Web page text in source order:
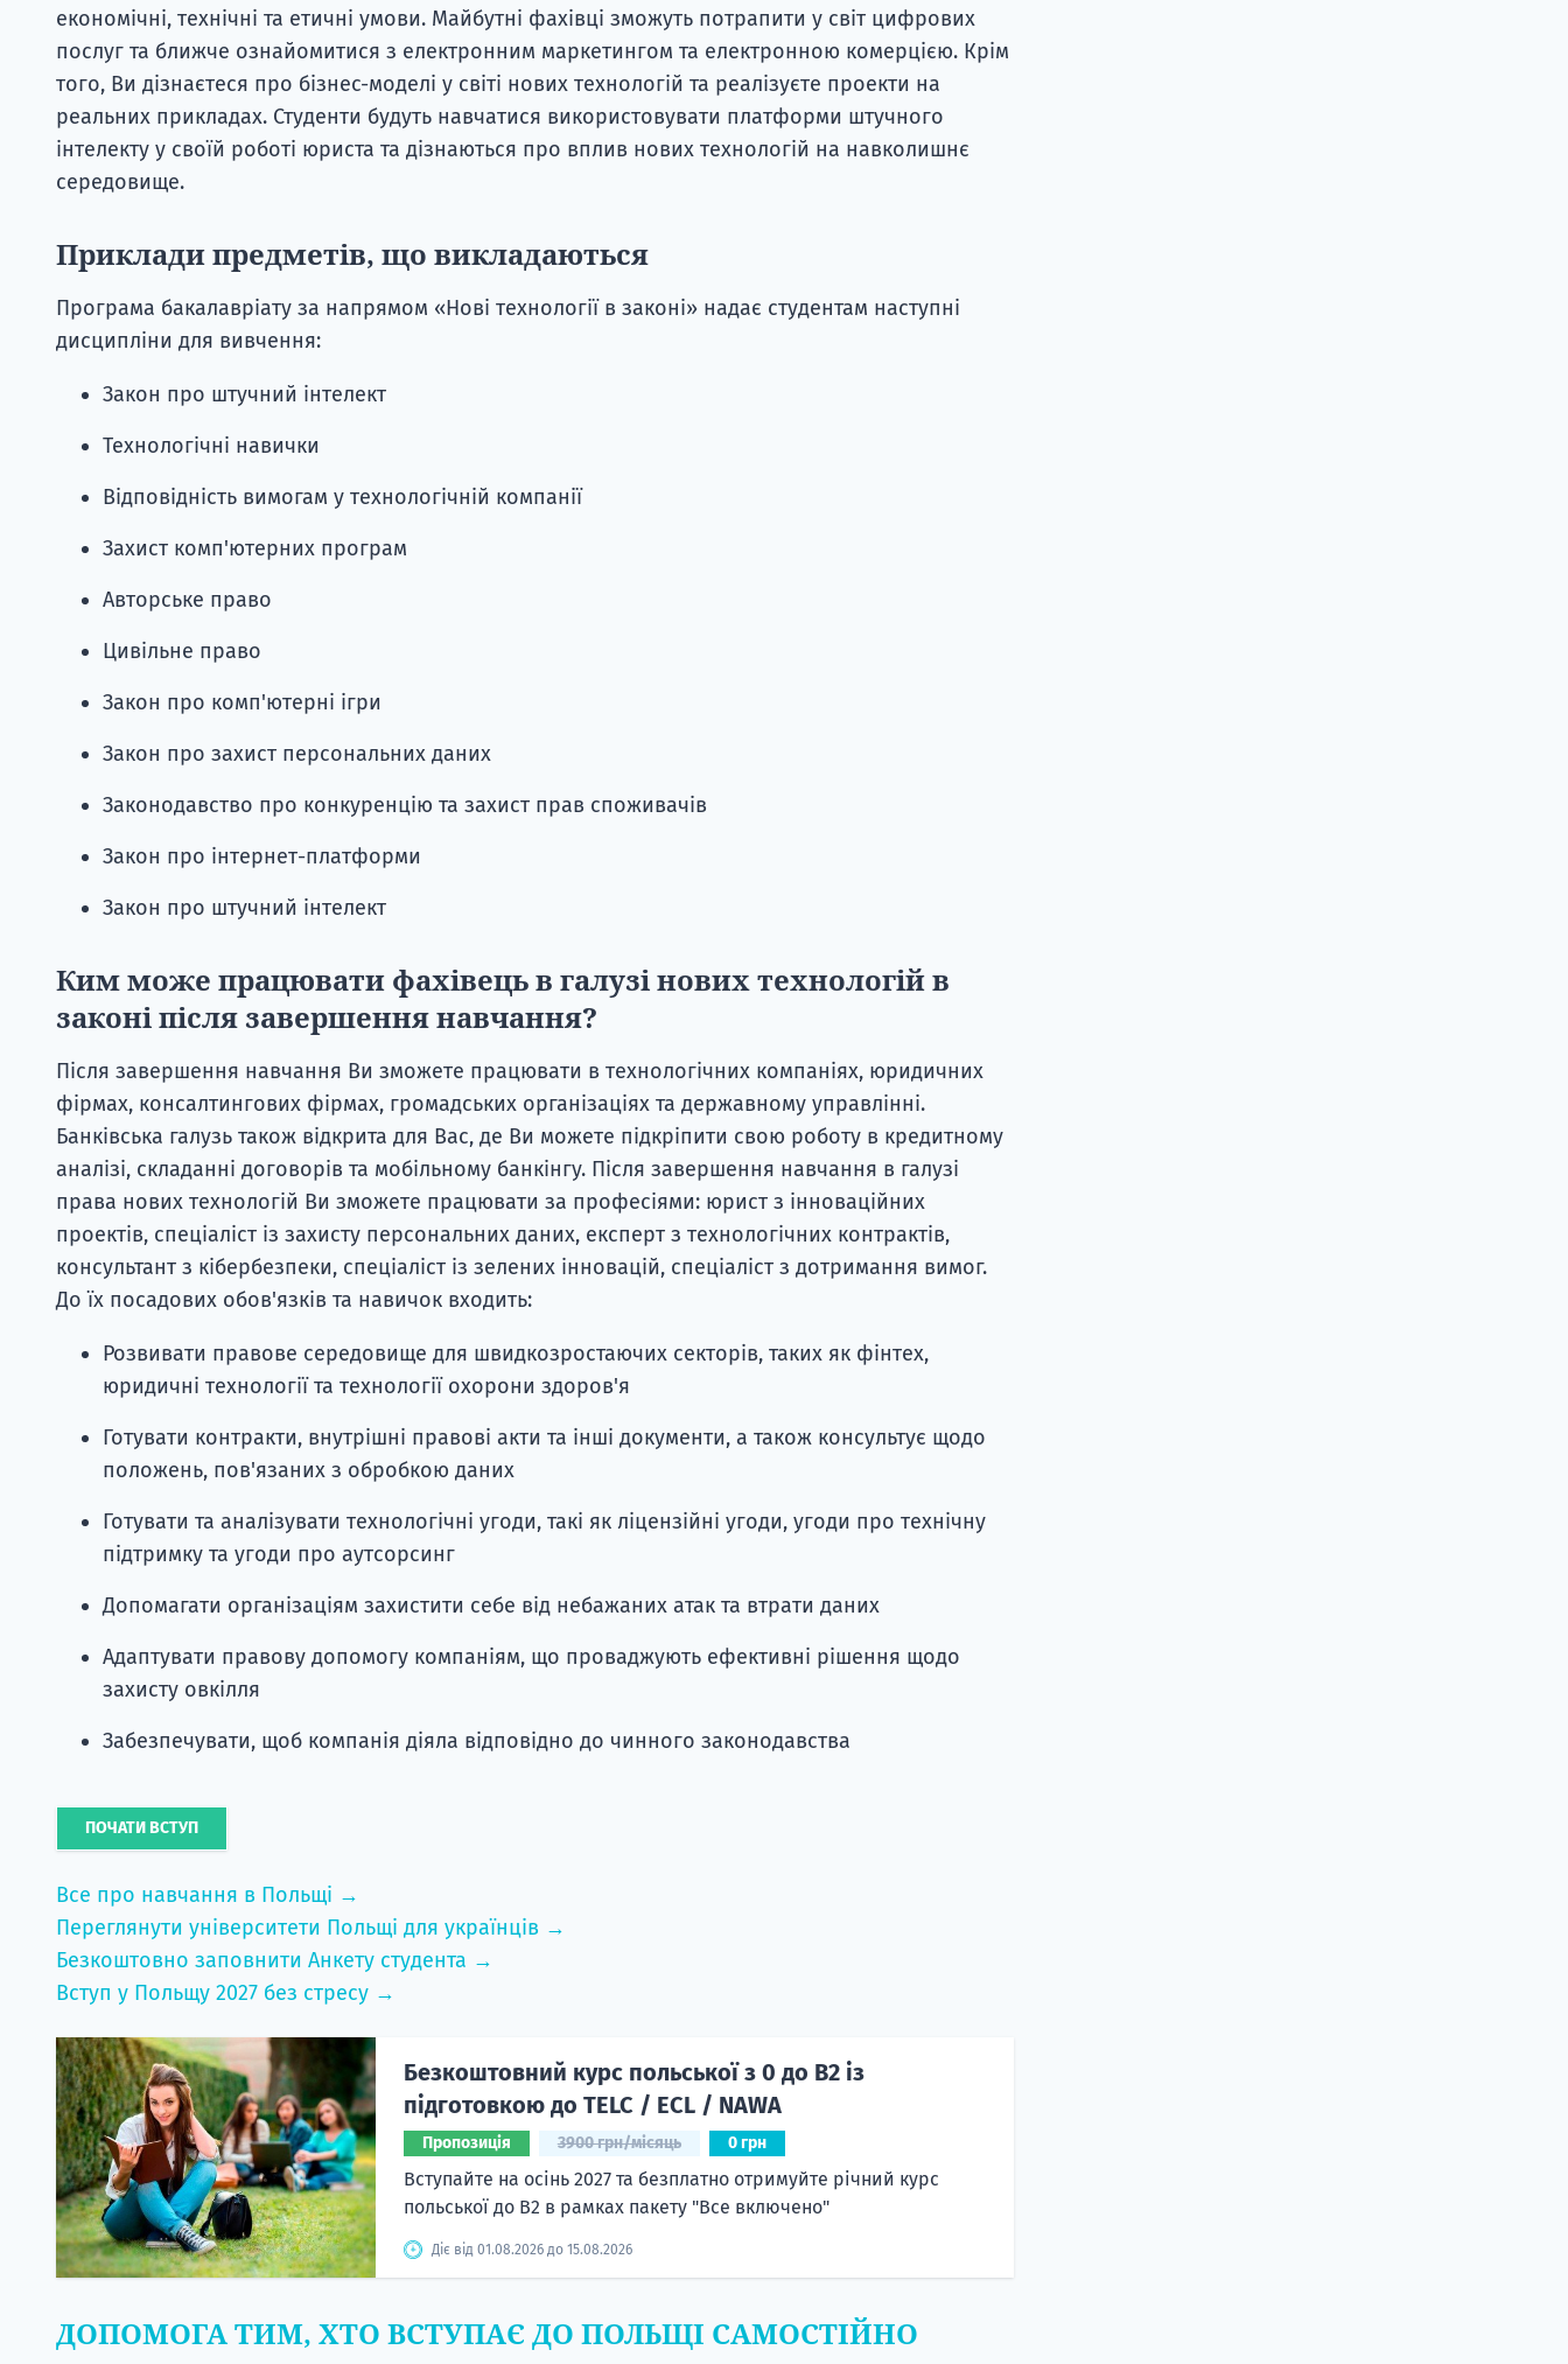
економічні, технічні та етичні умови. Майбутні фахівці зможуть потрапити у світ цифрових
послуг та ближче ознайомитися з електронним маркетингом та електронною комерцією. Крім
того, Ви дізнаєтеся про бізнес-моделі у світі нових технологій та реалізуєте проекти на
реальних прикладах. Студенти будуть навчатися використовувати платформи штучного
інтелекту у своїй роботі юриста та дізнаються про вплив нових технологій на навколишнє
середовище.
Приклади предметів, що викладаються
Програма бакалавріату за напрямом «Нові технології в законі» надає студентам наступні
дисципліни для вивчення:
Закон про штучний інтелект
Технологічні навички
Відповідність вимогам у технологічній компанії
Захист комп'ютерних програм
Авторське право
Цивільне право
Закон про комп'ютерні ігри
Закон про захист персональних даних
Законодавство про конкуренцію та захист прав споживачів
Закон про інтернет-платформи
Закон про штучний інтелект
Ким може працювати фахівець в галузі нових технологій в
законі після завершення навчання?
Після завершення навчання Ви зможете працювати в технологічних компаніях, юридичних
фірмах, консалтингових фірмах, громадських організаціях та державному управлінні.
Банківська галузь також відкрита для Вас, де Ви можете підкріпити свою роботу в кредитному
аналізі, складанні договорів та мобільному банкінгу. Після завершення навчання в галузі
права нових технологій Ви зможете працювати за професіями: юрист з інноваційних
проектів, спеціаліст із захисту персональних даних, експерт з технологічних контрактів,
консультант з кібербезпеки, спеціаліст із зелених інновацій, спеціаліст з дотримання вимог.
До їх посадових обов'язків та навичок входить:
Розвивати правове середовище для швидкозростаючих секторів, таких як фінтех,
юридичні технології та технології охорони здоров'я
Готувати контракти, внутрішні правові акти та інші документи, а також консультує щодо
положень, пов'язаних з обробкою даних
Готувати та аналізувати технологічні угоди, такі як ліцензійні угоди, угоди про технічну
підтримку та угоди про аутсорсинг
Допомагати організаціям захистити себе від небажаних атак та втрати даних
Адаптувати правову допомогу компаніям, що проваджують ефективні рішення щодо
захисту овкілля
Забезпечувати, щоб компанія діяла відповідно до чинного законодавства
ПОЧАТИ ВСТУП
Все про навчання в Польщі →
Переглянути університети Польщі для українців →
Безкоштовно заповнити Анкету студента →
Вступ у Польщу 2027 без стресу →
Безкоштовний курс польської з 0 до B2 із
підготовкою до TELC / ECL / NAWA
Пропозиція 3900 грн/місяць 0 грн
Вступайте на осінь 2027 та безплатно отримуйте річний курс
польської до B2 в рамках пакету "Все включено"
Діє від 01.08.2026 до 15.08.2026
ДОПОМОГА ТИМ, ХТО ВСТУПАЄ ДО ПОЛЬЩІ САМОСТІЙНО